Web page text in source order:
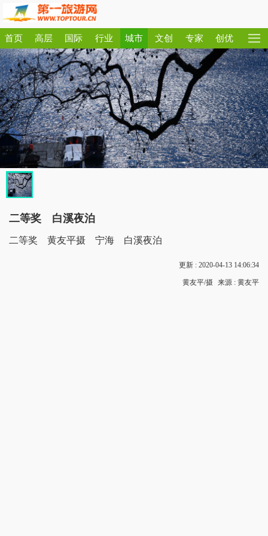
首页 高层 国际 行业 城市 文创 专家 创优
二等奖 白溪夜泊
二等奖 黄友平摄 宁海 白溪夜泊
更新 : 2020-04-13 14:06:34
黄友平/摄 来源 : 黄友平